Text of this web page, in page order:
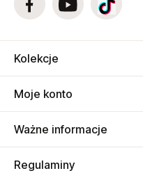
Kolekcje
Moje konto
Ważne informacje
Regulaminy